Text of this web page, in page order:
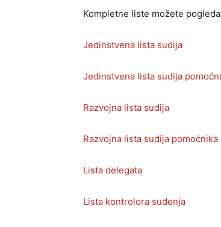
Kompletne liste možete
Jedinstvena lista sudija
Jedinstvena lista sudija
Razvojna lista sudija
Razvojna lista sudija pomoćnika
Lista delegata
Lista kontrolora suđenja